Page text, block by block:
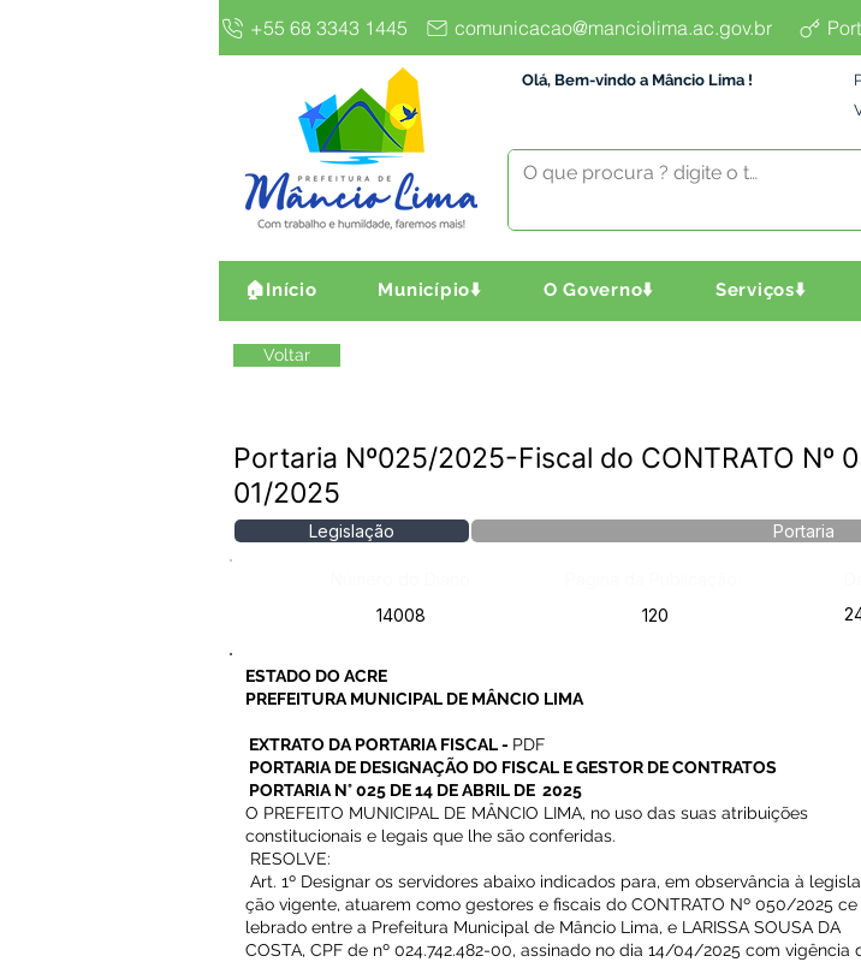
+55 68 3343 1445 comunicacao@manciolima.ac.gov.br
Olá, Bem-vindo a Mâncio Lima !
🏠Início Município⬇️ O Governo⬇️ Serviços⬇️
Voltar
Portaria Nº025/2025-Fiscal do CONTRATO Nº
01/2025
Legislação Portaria
14008
120
ESTADO DO ACRE
PREFEITURA MUNICIPAL DE MÂNCIO LIMA
EXTRATO DA PORTARIA FISCAL - PDF
PORTARIA DE DESIGNAÇÃO DO FISCAL E GESTOR DE CONTRATOS
PORTARIA N° 025 DE 14 DE ABRIL DE 2025
O PREFEITO MUNICIPAL DE MÂNCIO LIMA, no uso das suas atribuições
constitucionais e legais que lhe são conferidas.
RESOLVE:
Art. 1º Designar os servidores abaixo indicados para, em observância à legisla
ção vigente, atuarem como gestores e fiscais do CONTRATO Nº 050/2025 ce
lebrado entre a Prefeitura Municipal de Mâncio Lima, e LARISSA SOUSA DA
COSTA, CPF de nº 024.742.482-00, assinado no dia 14/04/2025 com vigência